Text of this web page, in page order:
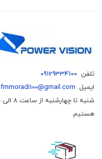
تلفن 09129334100
ایمیل fmmoradi100@gmail.com
هستیم.